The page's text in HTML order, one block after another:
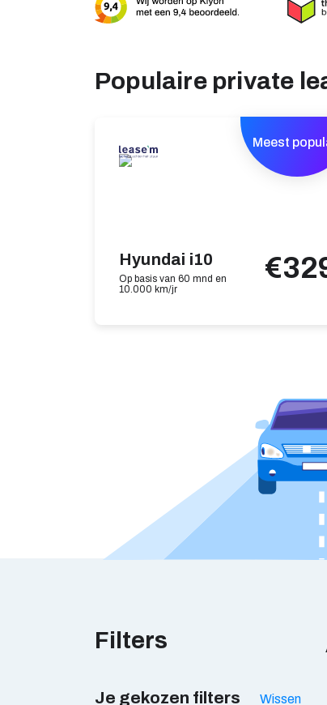
Populaire private
Meest
Hyundai i10
Op basis van 60 mnd en
10.000 km/jr
Filters
Je gekozen filters
Wissen